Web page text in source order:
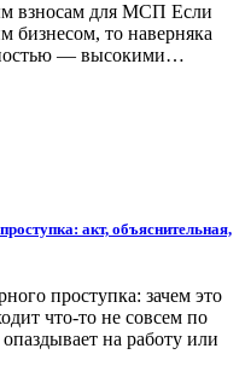
взносам для МСП Если
бизнесом, то наверняка
— высокими…
акт, объяснительная,
проступка: зачем это
что-то не совсем по
на работу или